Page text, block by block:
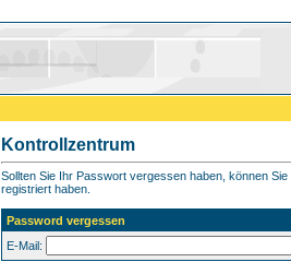
Kontrollzentrum
Sollten Sie Ihr Passwort vergessen haben, können
registriert haben.
Password vergessen
E-Mail: